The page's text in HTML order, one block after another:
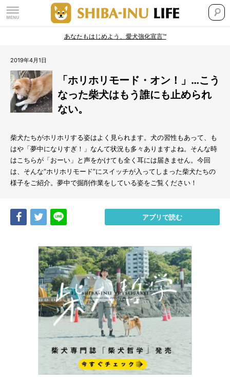
あなたもはじめよう、愛犬強化宣言™
2019年4月1日
「ホリホリモード・オン！」…こう
なった柴犬はもう誰にも止められ
ない。
柴犬たちがホリホリする姿はよく見られます。犬の習性もあって、も
はや「夢中になりすぎ！」なんて状況も多々ありますよね。そんな時
はこちらが「おーい」と声をかけても全く耳には届きません。今回
は、そんな”ホリホリモード”にスイッチが入ってしまった柴犬たちの
様子をご紹介。夢中で掘削作業をしている姿をご覧ください！
Share Tweet アプリで読む